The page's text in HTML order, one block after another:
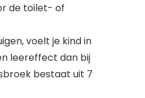
de toilet- of
voelt je kind in
leereffect dan bij
bestaat uit 7